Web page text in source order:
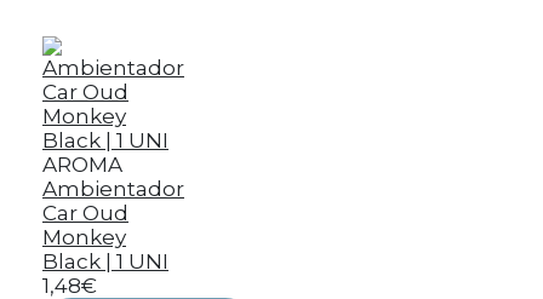
AROMA
Ambientador
Car Oud
Monkey
Black | 1 UNI
1,48€